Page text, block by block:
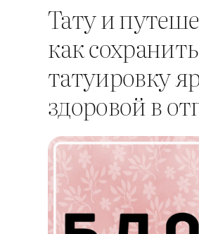
Тату и
как сохранить
татуировку
здоровой в